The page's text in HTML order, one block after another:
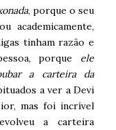
, porque o seu
academicamente,
tinham razão e
porque ele
a carteira da
a ver a Devi
mas foi incrível
a carteira